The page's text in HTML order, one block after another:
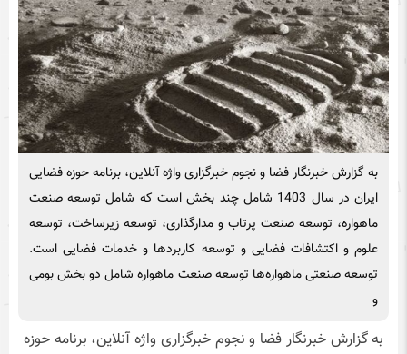
به گزارش خبرنگار فضا و نجوم خبرگزاری واژه آنلاین، برنامه حوزه فضایی
ایران در سال 1403 شامل چند بخش است که شامل توسعه صنعت
ماهواره، توسعه صنعت پرتاب و مدارگذاری، توسعه زیرساخت، توسعه
علوم و اکتشافات فضایی و توسعه کاربردها و خدمات فضایی است.
توسعه صنعتی ماهواره‌ها توسعه صنعت ماهواره شامل دو بخش بومی
و
به گزارش خبرنگار فضا و نجوم خبرگزاری واژه آنلاین، برنامه حوزه